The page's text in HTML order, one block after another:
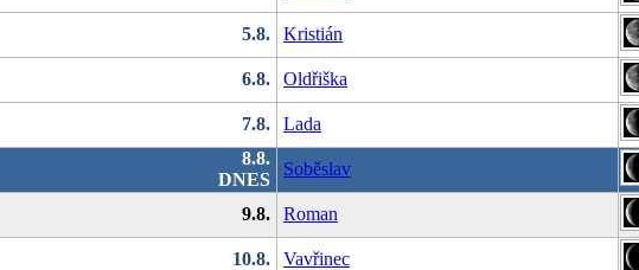
5.8. Kristián
6.8. Oldřiška
7.8. Lada
8.8.
DNES
Soběslav
9.8. Roman
10.8. Vavřinec